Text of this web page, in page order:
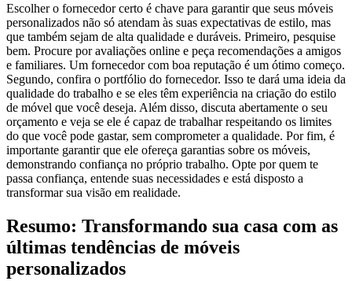
Escolher o fornecedor certo é chave para garantir que seus móveis
personalizados não só atendam às suas expectativas de estilo, mas
que também sejam de alta qualidade e duráveis. Primeiro, pesquise
bem. Procure por avaliações online e peça recomendações a amigos
e familiares. Um fornecedor com boa reputação é um ótimo começo.
Segundo, confira o portfólio do fornecedor. Isso te dará uma ideia da
qualidade do trabalho e se eles têm experiência na criação do estilo
de móvel que você deseja. Além disso, discuta abertamente o seu
orçamento e veja se ele é capaz de trabalhar respeitando os limites
do que você pode gastar, sem comprometer a qualidade. Por fim, é
importante garantir que ele ofereça garantias sobre os móveis,
demonstrando confiança no próprio trabalho. Opte por quem te
passa confiança, entende suas necessidades e está disposto a
transformar sua visão em realidade.
Resumo: Transformando sua casa com as
últimas tendências de móveis
personalizados